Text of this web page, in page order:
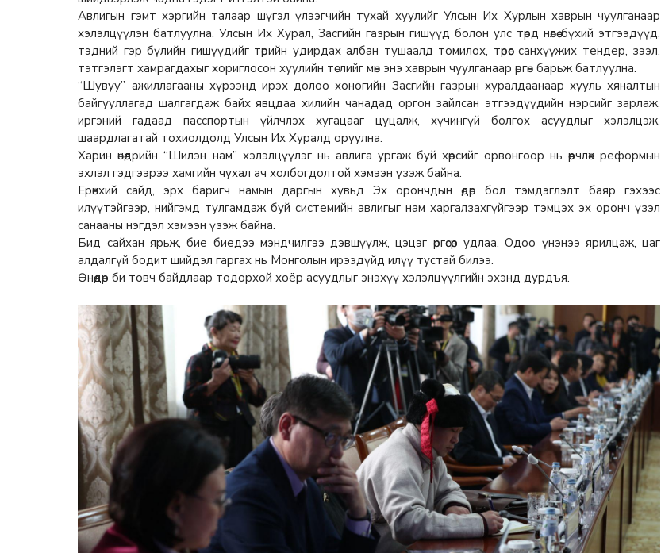
Авлигын гэмт хэргийн талаар шүгэл үлээгчийн тухай хуулийг Улсын Их Хурлын хаврын чуулганаар
хэлэлцүүлэн батлуулна. Улсын Их Хурал, Засгийн газрын гишүүд болон улс төрд нөлөө бүхий этгээдүүд,
тэдний гэр бүлийн гишүүдийг төрийн удирдах албан тушаалд томилох, төрөөс санхүүжих тендер, зээл,
тэтгэлэгт хамрагдахыг хориглосон хуулийн төслийг мөн энэ хаврын чуулганаар өргөн барьж батлуулна.
“Шувуу” ажиллагааны хүрээнд ирэх долоо хоногийн Засгийн газрын хуралдаанаар хууль хяналтын
байгууллагад шалгагдаж байх явцдаа хилийн чанадад оргон зайлсан этгээдүүдийн нэрсийг зарлаж,
иргэний гадаад пасспортын үйлчлэх хугацааг цуцалж, хүчингүй болгох асуудлыг хэлэлцэж,
шаардлагатай тохиолдолд Улсын Их Хуралд оруулна.
Харин өнөөдрийн “Шилэн нам” хэлэлцүүлэг нь авлига ургаж буй хөрсийг орвонгоор нь өөрчлөх реформын
эхлэл гэдгээрээ хамгийн чухал ач холбогдолтой хэмээн үзэж байна.
Ерөнхий сайд, эрх баригч намын даргын хувьд Эх орончдын өдөр бол тэмдэглэлт баяр гэхээс
илүүтэйгээр, нийгэмд тулгамдаж буй системийн авлигыг нам харгалзахгүйгээр тэмцэх эх оронч үзэл
санааны нэгдэл хэмээн үзэж байна.
Бид сайхан ярьж, бие биедээ мэндчилгээ дэвшүүлж, цэцэг өргөсөөр удлаа. Одоо үнэнээ ярилцаж, цаг
алдалгүй бодит шийдэл гаргах нь Монголын ирээдүйд илүү тустай билээ.
Өнөөдөр би товч байдлаар тодорхой хоёр асуудлыг энэхүү хэлэлцүүлгийн эхэнд дурдъя.